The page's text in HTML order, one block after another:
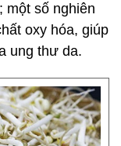
một số nghiên
oxy hóa, giúp
ung thư da.